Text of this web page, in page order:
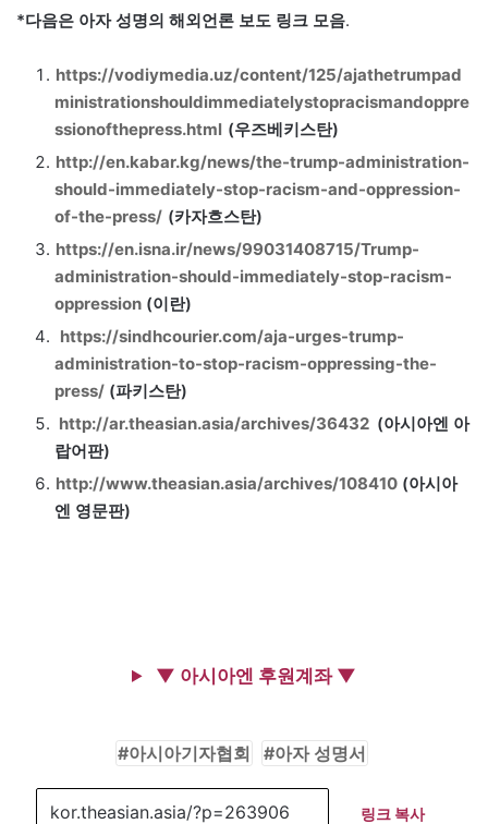
*다음은 아자 성명의 해외언론 보도 링크 모음.
https://vodiymedia.uz/content/125/ajathetrumpad
ministrationshouldimmediatelystopracismandoppre
ssionofthepress.html (우즈베키스탄)
http://en.kabar.kg/news/the-trump-administration-
should-immediately-stop-racism-and-oppression-
of-the-press/ (카자흐스탄)
https://en.isna.ir/news/99031408715/Trump-
administration-should-immediately-stop-racism-
oppression (이란)
https://sindhcourier.com/aja-urges-trump-
administration-to-stop-racism-oppressing-the-
press/ (파키스탄)
http://ar.theasian.asia/archives/36432 (아시아엔 아
랍어판)
http://www.theasian.asia/archives/108410 (아시아
엔 영문판)
▼ 아시아엔 후원계좌 ▼
아시아기자협회 아자 성명서
링크 복사